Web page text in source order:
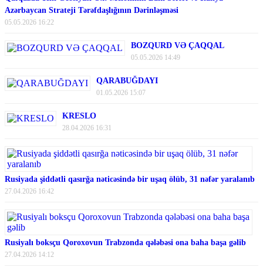
Azərbaycan Strateji Tərəfdaşlığının Dərinləşməsi
05.05.2026 16:22
BOZQURD VƏ ÇAQQAL
05.05.2026 14:49
QARABUĞDAYI
01.05.2026 15:07
KRESLO
28.04.2026 16:31
Rusiyada şiddətli qasırğa nəticəsində bir uşaq ölüb, 31 nəfər yaralanıb
27.04.2026 16:42
Rusiyalı boksçu Qoroxovun Trabzonda qələbəsi ona baha başa gəlib
27.04.2026 14:12